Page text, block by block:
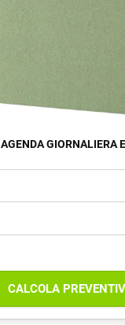
AGENDA GIORNALIERA
CALCOLA